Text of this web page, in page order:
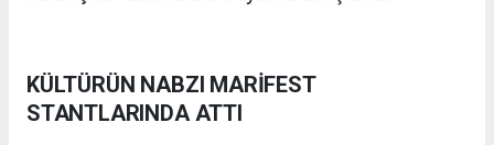
KÜLTÜRÜN NABZI MARİFEST
STANTLARINDA ATTI